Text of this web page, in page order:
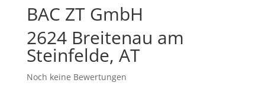
BAC ZT GmbH
2624 Breitenau am
Steinfelde, AT
Noch keine Bewertungen